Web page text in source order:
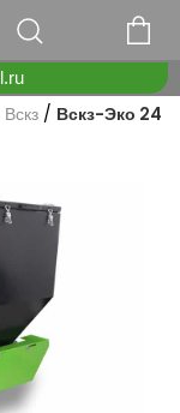
/ Вскз-Эко 24